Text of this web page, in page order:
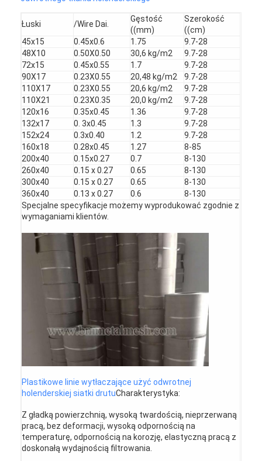
Dom
Produkty
Wycieczka po fabryce
Kontrola jakości
Skontaktuj się z nami
Aktualności
Włókna ze stali nierdzewnej
ekran filtrujący ekstrudera
Łuski /Wire Dai.
Gęstość
((mm)
Szerokość
((cm)
45x15
0.45x0.6 1.75
9.7-28
48X10
0.50X0.50 30,6 kg/m2
9.7-28
72x15
0.45x0.55 1.7
9.7-28
90X17
0.23X0.55 20,48 kg/m2
9.7-28
110X17
0.23X0.55 20,6 kg/m2
9.7-28
110X21
0.23X0.35 20,0 kg/m2
9.7-28
120x16
0.35x0.45 1.36
9.7-28
132x17
0. 3x0.45 1.3
9.7-28
152x24
0.3x0.40 1.2
9.7-28
160x18
0.28x0.45 1.27
8-85
200x40
0.15x0.27 0.7
8-130
260x40
0.15 x 0.27 0.65
8-130
300x40
0.15 x 0.27 0.65
8-130
360x40
0.13 x 0.27 0.6
8-130
Specjalne specyfikacje możemy wyprodukować zgodnie z
wymaganiami klientów.
Plastikowe linie wytłaczające użyć odwrotnej
holenderskiej siatki drutuCharakterystyka:
Z gładką powierzchnią, wysoką twardością, nieprzerwaną
pracą, bez deformacji, wysoką odpornością na
temperaturę, odpornością na korozję, elastyczną pracą z
doskonałą wydajnością filtrowania.